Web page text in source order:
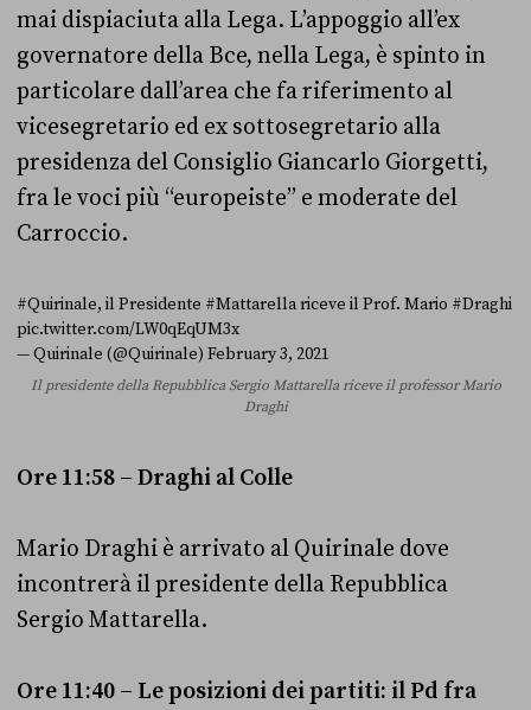
mai dispiaciuta alla Lega. L’appoggio all’ex
governatore della Bce, nella Lega, è spinto in
particolare dall’area che fa riferimento al
vicesegretario ed ex sottosegretario alla
presidenza del Consiglio Giancarlo Giorgetti,
fra le voci più “europeiste” e moderate del
Carroccio.
#Quirinale, il Presidente #Mattarellariceve il Prof. Mario #Draghi
pic.twitter.com/LW0qEqUM3x
— Quirinale (@Quirinale) February 3, 2021
Il presidente della Repubblica Sergio Mattarella riceve il professor Mario
Draghi
Ore 11:58 – Draghi al Colle
Mario Draghi è arrivato al Quirinale dove
incontrerà il presidente della Repubblica
Sergio Mattarella.
Ore 11:40 – Le posizioni dei partiti: il Pd fra